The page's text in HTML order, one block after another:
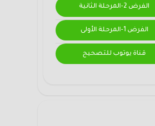
الفرض 2-المرحلة الثانية
الفرض 1-المرحلة الأولى
قناة يوتوب للتصحيح